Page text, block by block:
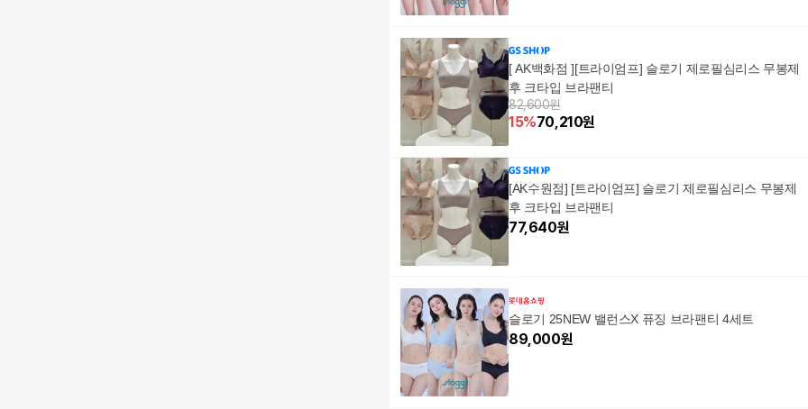
[ AK백화점 ][트라이엄프] 슬로기 제로필심리스 무봉제
후 크타입 브라팬티
82,600원
15%70,210원
[AK수원점] [트라이엄프] 슬로기 제로필심리스 무봉제
후 크타입 브라팬티
77,640원
슬로기 25NEW 밸런스X 퓨징 브라팬티 4세트
89,000원